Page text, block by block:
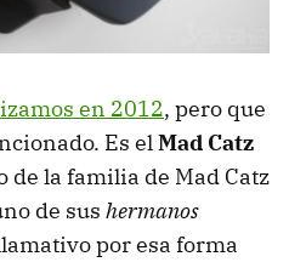
en 2012, pero que
Es elMad Catz
de la familia de Mad Catz
de sus hermanos
por esa forma